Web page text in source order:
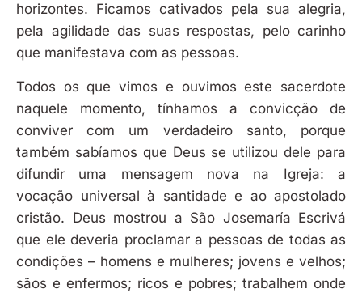
horizontes. Ficamos cativados pela sua alegria,
pela agilidade das suas respostas, pelo carinho
que manifestava com as pessoas.
Todos os que vimos e ouvimos este sacerdote
naquele momento, tínhamos a convicção de
conviver com um verdadeiro santo, porque
também sabíamos que Deus se utilizou dele para
difundir uma mensagem nova na Igreja: a
vocação universal à santidade e ao apostolado
cristão. Deus mostrou a São Josemaría Escrivá
que ele deveria proclamar a pessoas de todas as
condições – homens e mulheres; jovens e velhos;
sãos e enfermos; ricos e pobres; trabalhem onde